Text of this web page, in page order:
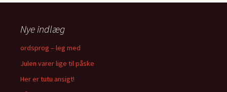
Nye indlæg
ordsprog – leg med
Julen varer lige til påske
Her er tutu ansigt!